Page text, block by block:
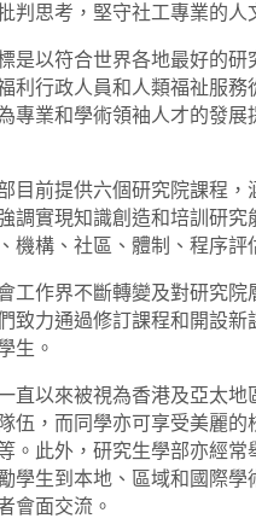
判思考，堅守社工專業的
是以符合世界各地最好的
利行政人員和人類福祉服
專業和學術領袖人才的發
目前提供六個研究院課程
調實現知識創造和培訓研
機構、社區、體制、程序
工作界不斷轉變及對研究
致力通過修訂課程和開設
生。
直以來被視為香港及亞太
伍，而同學亦可享受美麗
。此外，研究生學部亦經
學生到本地、區域和國際
會面交流。